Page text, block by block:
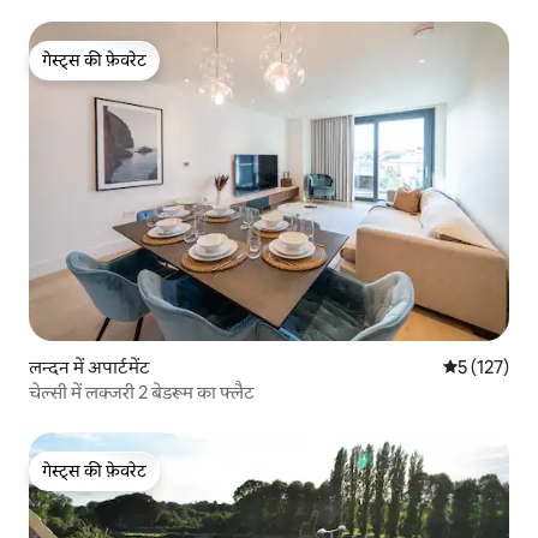
गेस्ट्स की फ़ेवरेट
गेस्ट्स की फ़ेवरेट
लन्दन में अपार्टमेंट औसत रेटिंग 5
5 (127)
चेल्सी में लक्जरी 2 बेडरूम का फ्लैट
गेस्ट्स की फ़ेवरेट
गेस्ट्स की फ़ेवरेट